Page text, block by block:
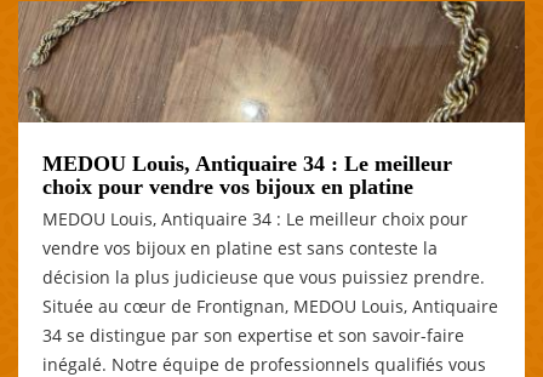
MEDOU Louis, Antiquaire 34 : Le meilleur
choix pour vendre vos bijoux en platine
MEDOU Louis, Antiquaire 34 : Le meilleur choix pour
vendre vos bijoux en platine est sans conteste la
décision la plus judicieuse que vous puissiez prendre.
Située au cœur de Frontignan, MEDOU Louis, Antiquaire
34 se distingue par son expertise et son savoir-faire
inégalé. Notre équipe de professionnels qualifiés vous